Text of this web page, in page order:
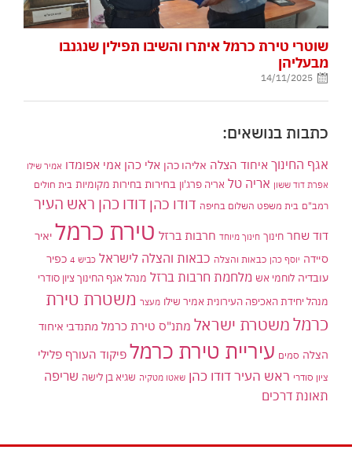
שוטרי טירת כרמל איתרו והשיבו תפילין שנגנבו
מבעליהן
14/11/2025
כתבות בנושאים:
אגף החינוך איחוד הצלה אליהו כהן אלי כהן אמי אפומדו אמיר שילו
אפרת דוד ששון אריה טל אריה פרג'ון בחירות בחירות מקומיות בית חולים
רמב"ם בית משפט השלום בחיפה דודו כהן דודו כהן ראש העיר
דוד שחר חינוך חינוך מיוחד חרבות ברזל טירת כרמל יאיר
סיידה יוסף כהן כבאות והצלה כבאות והצלה לישראל כביש 4
כפיר
עובדיה לוחמי אש מלחמת חרבות ברזל מנהל אגף החינוך ציון סודרי
מנהל יחידת האכיפה העירונית אמיר שילו מעצר משטרת טירת
כרמלמשטרת ישראל מתנ"ס טירת כרמל מתנדבי איחוד
הצלה סמים עיריית טירת כרמל פיקוד העורף פלילי
ציון סודרי ראש העיר דודו כהן שאטו מטקיה שגיא בן לישה שריפה
תאונת דרכים